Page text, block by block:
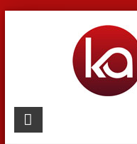
Kathrin